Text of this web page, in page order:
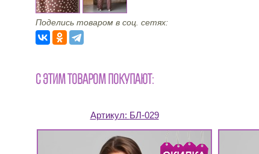
Поделись товаром в соц. сетях:
С ЭТИМ ТОВАРОМ ПОКУПАЮТ:
Артикул: БЛ-029